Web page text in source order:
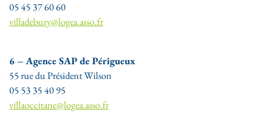
05 45 37 60 60
villadebury@logea.asso.fr
6 – Agence SAP de Périgueux
55 rue du Président Wilson
05 53 35 40 95
villaoccitane@logea.asso.fr